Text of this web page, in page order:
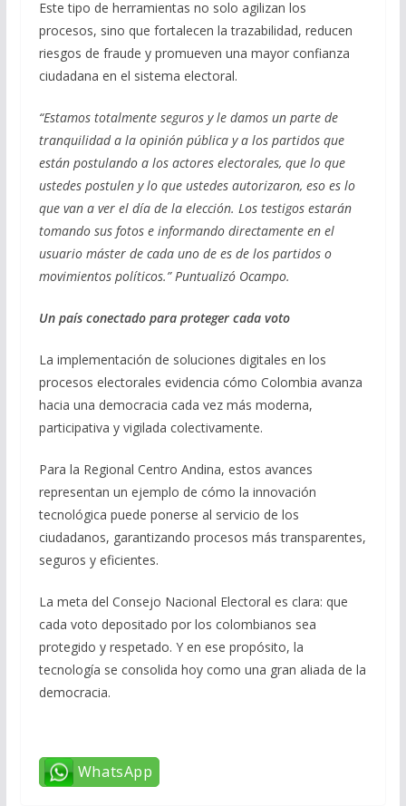
Este tipo de herramientas no solo agilizan los
procesos, sino que fortalecen la trazabilidad, reducen
riesgos de fraude y promueven una mayor confianza
ciudadana en el sistema electoral.
“Estamos totalmente seguros y le damos un parte de
tranquilidad a la opinión pública y a los partidos que
están postulando a los actores electorales, que lo que
ustedes postulen y lo que ustedes autorizaron, eso es lo
que van a ver el día de la elección. Los testigos estarán
tomando sus fotos e informando directamente en el
usuario máster de cada uno de es de los partidos o
movimientos políticos.” Puntualizó Ocampo.
Un país conectado para proteger cada voto
La implementación de soluciones digitales en los
procesos electorales evidencia cómo Colombia avanza
hacia una democracia cada vez más moderna,
participativa y vigilada colectivamente.
Para la Regional Centro Andina, estos avances
representan un ejemplo de cómo la innovación
tecnológica puede ponerse al servicio de los
ciudadanos, garantizando procesos más transparentes,
seguros y eficientes.
La meta del Consejo Nacional Electoral es clara: que
cada voto depositado por los colombianos sea
protegido y respetado. Y en ese propósito, la
tecnología se consolida hoy como una gran aliada de la
democracia.
WhatsApp